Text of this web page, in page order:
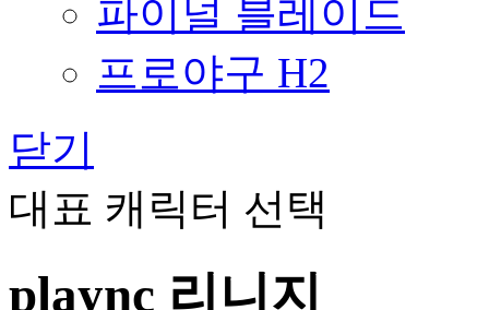
파이널 블레이드
프로야구 H2
닫기
대표 캐릭터 선택
plaync 리니지